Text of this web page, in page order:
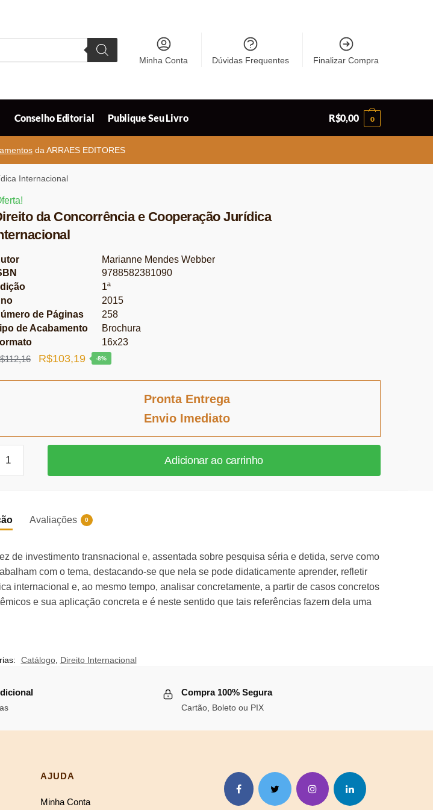
Minha Conta Dúvidas Frequentes Finalizar Compra
Conselho Editorial Publique Seu Livro R$0,00 0
da ARRAES EDITORES
Internacional
da Concorrência e Cooperação Jurídica
Marianne Mendes Webber
9788582381090
1ª
2015
de Páginas
258
de Acabamento
Brochura
16x23
112,16
O
R$103,19O
-8%
Pronta Entrega
Envio Imediato
Adicionar ao carrinho
Avaliações 0
de investimento transnacional e, assentada sobre pesquisa séria e detida, serve como
com o tema, destacando-se que nela se pode didaticamente aprender, refletir
internacional e, ao mesmo tempo, analisar concretamente, a partir de casos concretos
e sua aplicação concreta e é neste sentido que tais referências fazem dela uma
Catálogo, Direito Internacional
Compra 100% Segura
Cartão, Boleto ou PIX
AJUDA
Minha Conta